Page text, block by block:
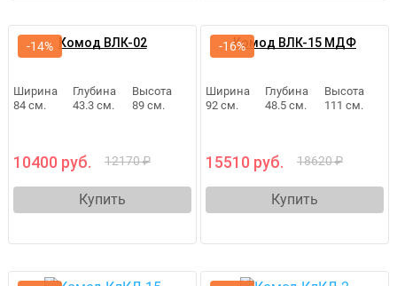
Комод ВЛК-02
Ширина
84 см.
Глубина
43.3 см.
Высота
89 см.
10400 руб. 12170 ₽
Купить
-14% Комод ВЛК-15 МДФ
Ширина
92 см.
Глубина
48.5 см.
Высота
111 см.
15510 руб. 18620 ₽
Купить
-16%